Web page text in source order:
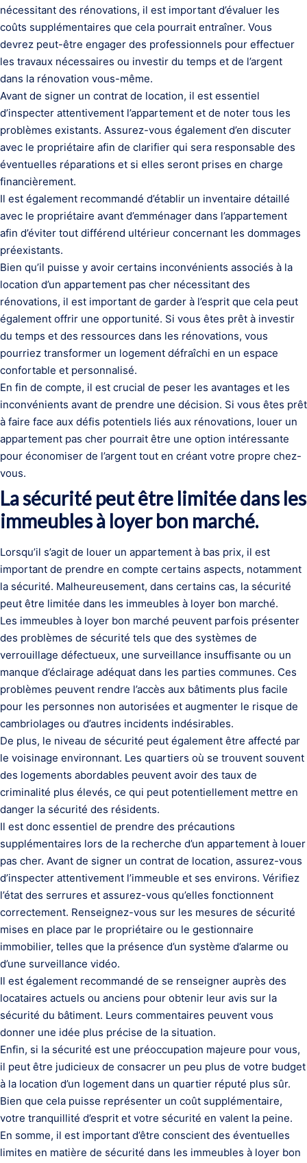
nécessitant des rénovations, il est important d’évaluer les
coûts supplémentaires que cela pourrait entraîner. Vous
devrez peut-être engager des professionnels pour effectuer
les travaux nécessaires ou investir du temps et de l’argent
dans la rénovation vous-même.
Avant de signer un contrat de location, il est essentiel
d’inspecter attentivement l’appartement et de noter tous les
problèmes existants. Assurez-vous également d’en discuter
avec le propriétaire afin de clarifier qui sera responsable des
éventuelles réparations et si elles seront prises en charge
financièrement.
Il est également recommandé d’établir un inventaire détaillé
avec le propriétaire avant d’emménager dans l’appartement
afin d’éviter tout différend ultérieur concernant les dommages
préexistants.
Bien qu’il puisse y avoir certains inconvénients associés à la
location d’un appartement pas cher nécessitant des
rénovations, il est important de garder à l’esprit que cela peut
également offrir une opportunité. Si vous êtes prêt à investir
du temps et des ressources dans les rénovations, vous
pourriez transformer un logement défraîchi en un espace
confortable et personnalisé.
En fin de compte, il est crucial de peser les avantages et les
inconvénients avant de prendre une décision. Si vous êtes prêt
à faire face aux défis potentiels liés aux rénovations, louer un
appartement pas cher pourrait être une option intéressante
pour économiser de l’argent tout en créant votre propre chez-
vous.
La sécurité peut être limitée dans les
immeubles à loyer bon marché.
Lorsqu’il s’agit de louer un appartement à bas prix, il est
important de prendre en compte certains aspects, notamment
la sécurité. Malheureusement, dans certains cas, la sécurité
peut être limitée dans les immeubles à loyer bon marché.
Les immeubles à loyer bon marché peuvent parfois présenter
des problèmes de sécurité tels que des systèmes de
verrouillage défectueux, une surveillance insuffisante ou un
manque d’éclairage adéquat dans les parties communes. Ces
problèmes peuvent rendre l’accès aux bâtiments plus facile
pour les personnes non autorisées et augmenter le risque de
cambriolages ou d’autres incidents indésirables.
De plus, le niveau de sécurité peut également être affecté par
le voisinage environnant. Les quartiers où se trouvent souvent
des logements abordables peuvent avoir des taux de
criminalité plus élevés, ce qui peut potentiellement mettre en
danger la sécurité des résidents.
Il est donc essentiel de prendre des précautions
supplémentaires lors de la recherche d’un appartement à louer
pas cher. Avant de signer un contrat de location, assurez-vous
d’inspecter attentivement l’immeuble et ses environs. Vérifiez
l’état des serrures et assurez-vous qu’elles fonctionnent
correctement. Renseignez-vous sur les mesures de sécurité
mises en place par le propriétaire ou le gestionnaire
immobilier, telles que la présence d’un système d’alarme ou
d’une surveillance vidéo.
Il est également recommandé de se renseigner auprès des
locataires actuels ou anciens pour obtenir leur avis sur la
sécurité du bâtiment. Leurs commentaires peuvent vous
donner une idée plus précise de la situation.
Enfin, si la sécurité est une préoccupation majeure pour vous,
il peut être judicieux de consacrer un peu plus de votre budget
à la location d’un logement dans un quartier réputé plus sûr.
Bien que cela puisse représenter un coût supplémentaire,
votre tranquillité d’esprit et votre sécurité en valent la peine.
En somme, il est important d’être conscient des éventuelles
limites en matière de sécurité dans les immeubles à loyer bon